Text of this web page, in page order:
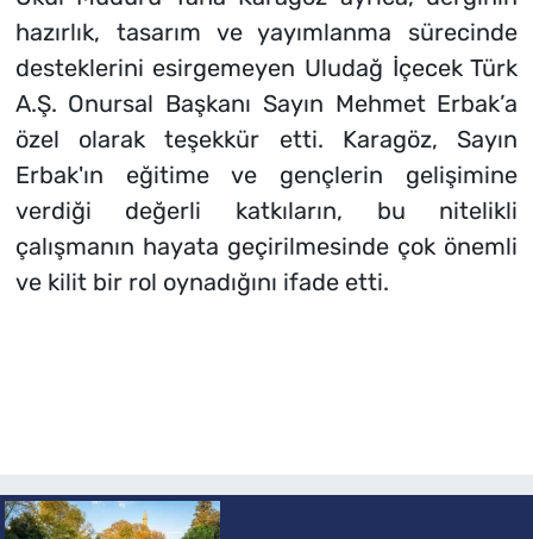
hazırlık, tasarım ve yayımlanma sürecinde
desteklerini esirgemeyen Uludağ İçecek Türk
A.Ş. Onursal Başkanı Sayın Mehmet Erbak’a
özel olarak teşekkür etti. Karagöz, Sayın
Erbak'ın eğitime ve gençlerin gelişimine
verdiği değerli katkıların, bu nitelikli
çalışmanın hayata geçirilmesinde çok önemli
ve kilit bir rol oynadığını ifade etti.